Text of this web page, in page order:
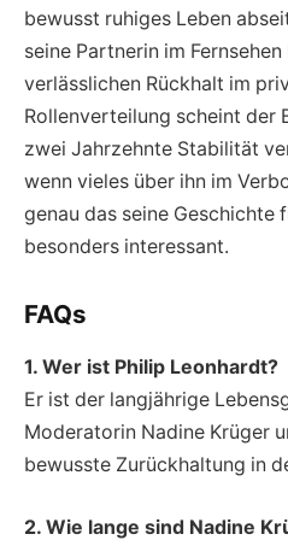
bewusst ruhiges Leben
seine Partnerin im
verlässlichen Rückhalt im
Rollenverteilung scheint der
zwei Jahrzehnte Stabilität
wenn vieles über ihn im
genau das seine Geschichte
besonders interessant.
FAQs
1. Wer ist Philip Leonhardt?
Er ist der langjährige
Moderatorin Nadine Krüger
bewusste Zurückhaltung in
2. Wie lange sind Nadine